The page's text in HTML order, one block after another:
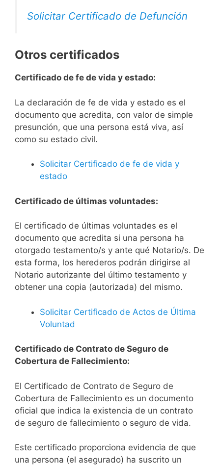
Solicitar Certificado de Defunción
Otros certificados
Certificado de fe de vida y estado:
La declaración de fe de vida y estado es el
documento que acredita, con valor de simple
presunción, que una persona está viva, así
como su estado civil.
Solicitar Certificado de fe de vida y
estado
Certificado de últimas voluntades:
El certificado de últimas voluntades es el
documento que acredita si una persona ha
otorgado testamento/s y ante qué Notario/s. De
esta forma, los herederos podrán dirigirse al
Notario autorizante del último testamento y
obtener una copia (autorizada) del mismo.
Solicitar Certificado de Actos de Última
Voluntad
Certificado de Contrato de Seguro de
Cobertura de Fallecimiento:
El Certificado de Contrato de Seguro de
Cobertura de Fallecimiento es un documento
oficial que indica la existencia de un contrato
de seguro de fallecimiento o seguro de vida.
Este certificado proporciona evidencia de que
una persona (el asegurado) ha suscrito un